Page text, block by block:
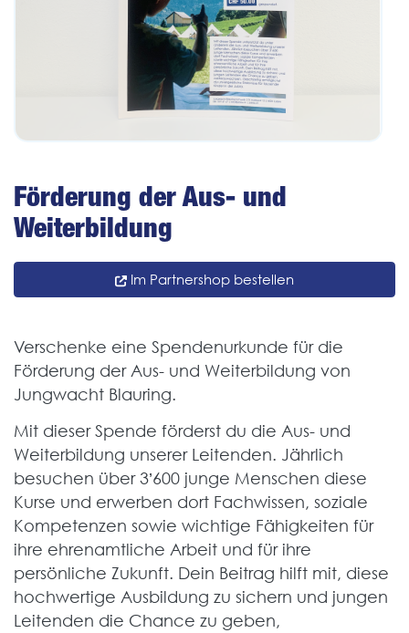
Förderung der Aus- und
Weiterbildung
Im Partnershop bestellen
Verschenke eine Spendenurkunde für die
Förderung der Aus- und Weiterbildung von
Jungwacht Blauring.
Mit dieser Spende förderst du die Aus- und
Weiterbildung unserer Leitenden. Jährlich
besuchen über 3’600 junge Menschen diese
Kurse und erwerben dort Fachwissen, soziale
Kompetenzen sowie wichtige Fähigkeiten für
ihre ehrenamtliche Arbeit und für ihre
persönliche Zukunft. Dein Beitrag hilft mit, diese
hochwertige Ausbildung zu sichern und jungen
Leitenden die Chance zu geben,